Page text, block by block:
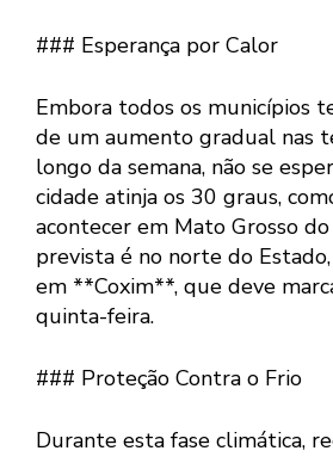
### Esperança por Calor
Embora todos os municípios
de um aumento gradual nas
longo da semana, não se
cidade atinja os 30 graus,
acontecer em Mato Grosso
prevista é no norte do
em **Coxim**, que deve
quinta-feira.
### Proteção Contra o Frio
Durante esta fase climática,